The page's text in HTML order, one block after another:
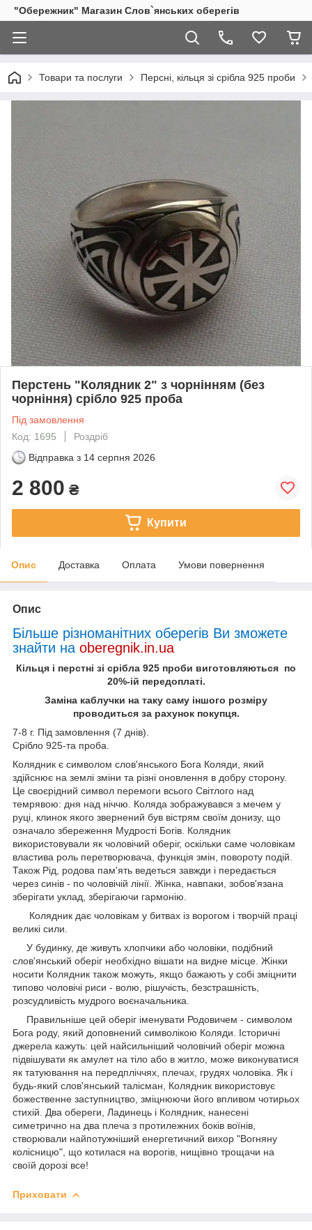
"Обережник" Магазин Слов`янських оберегів
Товари та послуги Персні, кільця зі срібла 925 проби
Перстень "Колядник 2" з чорнінням (без
чорніння) срібло 925 проба
Під замовлення
Код: 1695
Роздріб
Відправка з 14 серпня 2026
2 800 ₴
Купити
Опис Доставка Оплата Умови повернення
Опис
Більше різноманітних оберегів Ви зможете
знайти на oberegnik.in.ua
Кільця і перстні зі срібла 925 проби виготовляються по
20%-ій передоплаті.
Заміна каблучки на таку саму іншого розміру
проводиться за рахунок покупця.
7-8 г. Під замовлення (7 днів).
Срібло 925-та проба.
Колядник є символом слов'янського Бога Коляди, який
здійснює на землі зміни та різні оновлення в добру сторону.
Це своєрідний символ перемоги всього Світлого над
темрявою: дня над ніччю. Коляда зображувався з мечем у
руці, клинок якого звернений був вістрям своїм донизу, що
означало збереження Мудрості Богів. Колядник
використовували як чоловічий оберіг, оскільки саме чоловікам
властива роль перетворювача, функція змін, повороту подій.
Також Рід, родова пам'ять ведеться завжди і передається
через синів - по чоловічій лінії. Жінка, навпаки, зобов'язана
зберігати уклад, зберігаючи гармонію.
Колядник дає чоловікам у битвах із ворогом і творчій праці
великі сили.
У будинку, де живуть хлопчики або чоловіки, подібний
слов'янський оберіг необхідно вішати на видне місце. Жінки
носити Колядник також можуть, якщо бажають у собі зміцнити
типово чоловічі риси - волю, рішучість, безстрашність,
розсудливість мудрого воєначальника.
Правильніше цей оберіг іменувати Родовичем - символом
Бога роду, який доповнений символікою Коляди. Історичні
джерела кажуть: цей найсильніший чоловічий оберіг можна
підвішувати як амулет на тіло або в житло, може виконуватися
як татуювання на передпліччях, плечах, грудях чоловіка. Як і
будь-який слов'янський талісман, Колядник використовує
божественне заступництво, зміцнюючи його впливом чотирьох
стихій. Два обереги, Ладинець і Колядник, нанесені
симетрично на два плеча з протилежних боків воїнів,
створювали найпотужніший енергетичний вихор "Вогняну
колісницю", що котилася на ворогів, нищівно трощачи на
своїй дорозі все!
Приховати